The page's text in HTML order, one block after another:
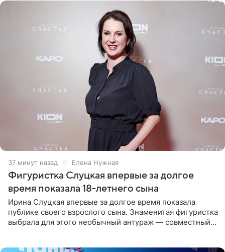
37 минут назад Елена Нужная
Фигуристка Слуцкая впервые за долгое
время показала 18-летнего сына
Ирина Слуцкая впервые за долгое время показала
публике своего взрослого сына. Знаменитая фигуристка
выбрала для этого необычный антураж — совместный